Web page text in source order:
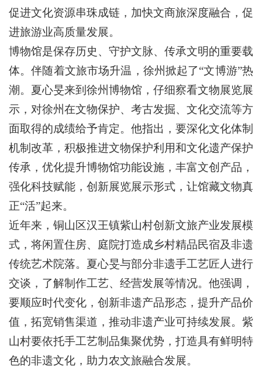
促进文化资源串珠成链，加快文商旅深度融合，促
进旅游业高质量发展。
博物馆是保存历史、守护文脉、传承文明的重要载
体。伴随着文旅市场升温，徐州掀起了“文博游”热
潮。夏心旻来到徐州博物馆，仔细察看文物展览展
示，对徐州在文物保护、考古发掘、文化交流等方
面取得的成绩给予肯定。他指出，要深化文化体制
机制改革，积极推进文物保护利用和文化遗产保护
传承，优化提升博物馆功能设施，丰富文创产品，
强化科技赋能，创新展览展示形式，让馆藏文物真
正“活”起来。
近年来，铜山区汉王镇紫山村创新文旅产业发展模
式，将闲置住房、庭院打造成乡村精品民宿及非遗
传统艺术院落。夏心旻与部分非遗手工艺匠人进行
交谈，了解制作工艺、经营发展等情况。他强调，
要顺应时代变化，创新非遗产品形态，提升产品价
值，拓宽销售渠道，推动非遗产业可持续发展。紫
山村要依托手工艺制品集聚优势，打造具有鲜明特
色的非遗文化，助力农文旅融合发展。